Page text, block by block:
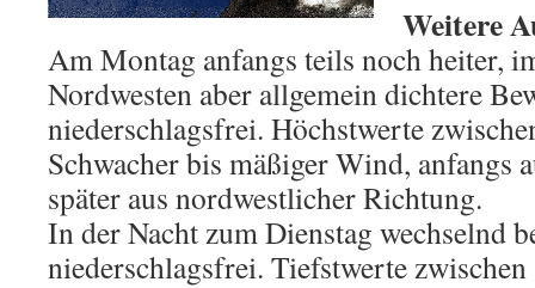
Weitere
Am Montag anfangs teils noch heiter,
Nordwesten aber allgemein dichtere
niederschlagsfrei. Höchstwerte
Schwacher bis mäßiger Wind, anfangs
später aus nordwestlicher Richtung.
In der Nacht zum Dienstag wechselnd
niederschlagsfrei. Tiefstwerte